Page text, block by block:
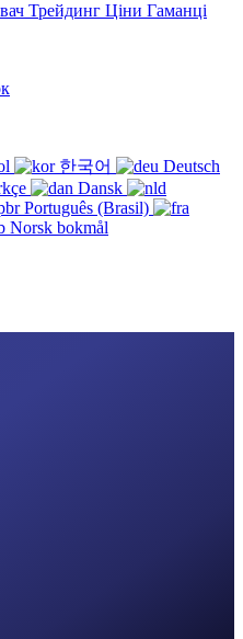
Трейдинг Ціни Гаманці
한국어
Deutsch
Dansk
Português (Brasil)
Norsk bokmål